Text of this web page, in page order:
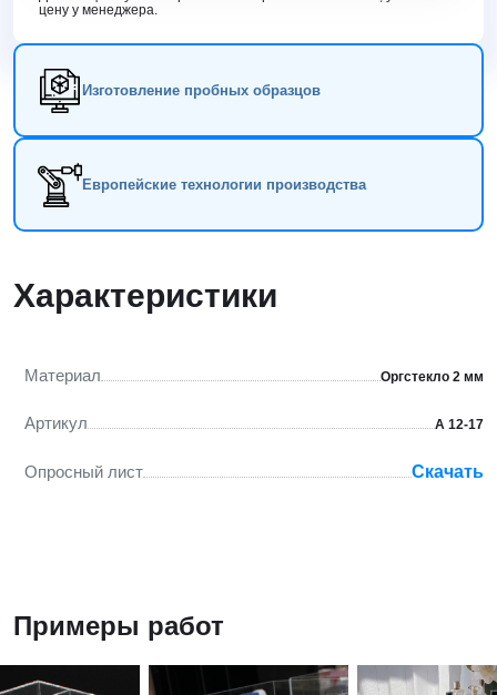
цену у менеджера.
Изготовление пробных образцов
Европейские технологии производства
Характеристики
Материал Оргстекло 2 мм
Артикул А 12-17
Опросный лист Скачать
Примеры работ